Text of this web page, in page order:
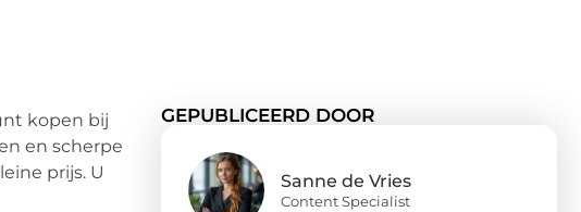
kopen bij
en scherpe
prijs. U
GEPUBLICEERD DOOR
Sanne de Vries
Content Specialist